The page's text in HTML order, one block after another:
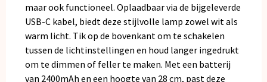
maar ook functioneel. Oplaadbaar via de bijgeleverde
USB-C kabel, biedt deze stijlvolle lamp zowel wit als
warm licht. Tik op de bovenkant om te schakelen
tussen de lichtinstellingen en houd langer ingedrukt
om te dimmen of feller te maken. Met een batterij
van 2400mAh en een hoogte van 28 cm, past deze